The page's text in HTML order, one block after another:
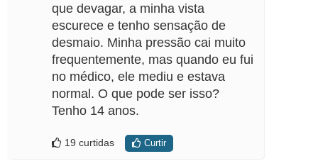
que devagar, a minha vista
escurece e tenho sensação de
desmaio. Minha pressão cai muito
frequentemente, mas quando eu fui
no médico, ele mediu e estava
normal. O que pode ser isso?
Tenho 14 anos.
19 curtidas Curtir